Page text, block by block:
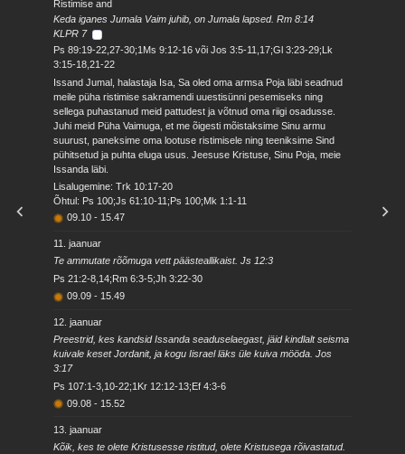
Ristimise and
Keda iganes Jumala Vaim juhib, on Jumala lapsed. Rm 8:14
KLPR 7
Ps 89:19-22,27-30;1Ms 9:12-16 või Jos 3:5-11,17;Gl 3:23-29;Lk
3:15-18,21-22
Issand Jumal, halastaja Isa, Sa oled oma armsa Poja läbi seadnud
meile püha ristimise sakramendi uuestisünni pesemiseks ning
sellega puhastanud meid pattudest ja võtnud oma riigi osadusse.
Juhi meid Püha Vaimuga, et me õigesti mõistaksime Sinu armu
suurust, paneksime oma lootuse ristimisele ning teeniksime Sind
pühitsetud ja puhta eluga usus. Jeesuse Kristuse, Sinu Poja, meie
Issanda läbi.
Lisalugemine: Trk 10:17-20
Õhtul: Ps 100;Js 61:10-11;Ps 100;Mk 1:1-11
09.10 - 15.47
11. jaanuar
Te ammutate rõõmuga vett päästeallikaist. Js 12:3
Ps 21:2-8,14;Rm 6:3-5;Jh 3:22-30
09.09 - 15.49
12. jaanuar
Preestrid, kes kandsid Issanda seaduselaegast, jäid kindlalt seisma
kuivale keset Jordanit, ja kogu Iisrael läks üle kuiva mööda. Jos
3:17
Ps 107:1-3,10-22;1Kr 12:12-13;Ef 4:3-6
09.08 - 15.52
13. jaanuar
Kõik, kes te olete Kristusesse ristitud, olete Kristusega rõivastatud.